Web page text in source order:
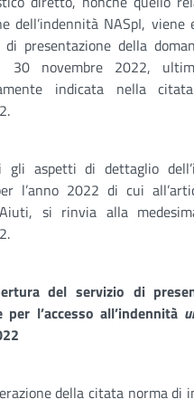
dell’indennità NASpI,
presentazione della
30 novembre 2022,
indicata nella
aspetti di dettaglio
l’anno 2022 di cui
si rinvia alla
del servizio di
per l’accesso all’indennità
della citata norma di